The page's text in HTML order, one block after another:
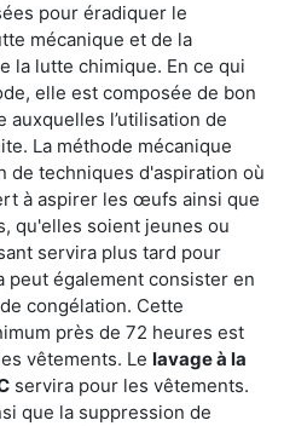
pour éradiquer le
mécanique et de la
la lutte chimique. En ce qui
elle est composée de bon
l’utilisation de
La méthode mécanique
de techniques d'aspiration où
à aspirer les œufs ainsi que
qu'elles soient jeunes ou
servira plus tard pour
peut également consister en
congélation. Cette
près de 72 heures est
vêtements. Le lavage à la
servira pour les vêtements.
que la suppression de